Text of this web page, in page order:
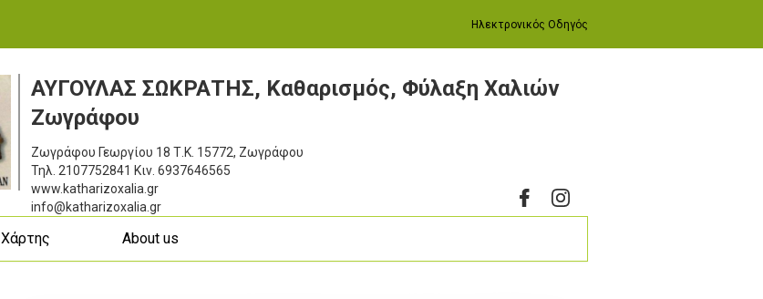
Ηλεκτρονικός Οδηγός
ΑΥΓΟΥΛΑΣ ΣΩΚΡΑΤΗΣ, Καθαρισμός, Φύλαξη Χαλιών
Ζωγράφου
Ζωγράφου Γεωργίου 18 Τ.Κ. 15772, Ζωγράφου
Τηλ. 2107752841 Κιν. 6937646565
www.katharizoxalia.gr
info@katharizoxalia.gr
Χάρτης About us